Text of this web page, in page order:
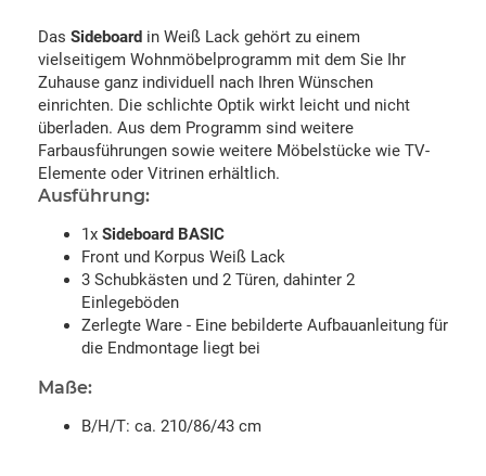
Das Sideboard in Weiß Lack gehört zu einem
vielseitigem Wohnmöbelprogramm mit dem Sie Ihr
Zuhause ganz individuell nach Ihren Wünschen
einrichten. Die schlichte Optik wirkt leicht und nicht
überladen. Aus dem Programm sind weitere
Farbausführungen sowie weitere Möbelstücke wie TV-
Elemente oder Vitrinen erhältlich.
Ausführung:
1x Sideboard BASIC
Front und Korpus Weiß Lack
3 Schubkästen und 2 Türen, dahinter 2
Einlegeböden
Zerlegte Ware - Eine bebilderte Aufbauanleitung für
die Endmontage liegt bei
Maße:
B/H/T: ca. 210/86/43 cm